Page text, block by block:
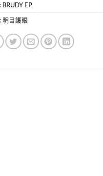
BRUDY EP
明目護眼